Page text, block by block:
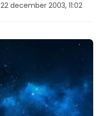
22 december 2003, 11:02